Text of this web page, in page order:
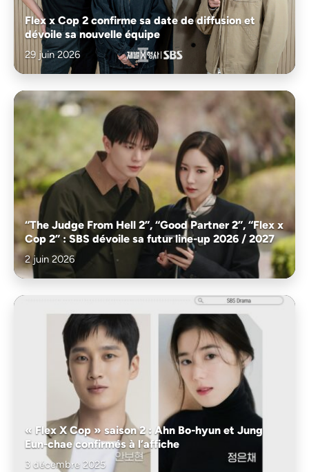
Flex x Cop 2 confirme sa date de diffusion et
dévoile sa nouvelle équipe
29 juin 2026
“The Judge From Hell 2”, “Good Partner 2”, “Flex x
Cop 2” : SBS dévoile sa futur line-up 2026 / 2027
2 juin 2026
« Flex X Cop » saison 2 : Ahn Bo-hyun et Jung
Eun-chae confirmés à l’affiche
3 décembre 2025